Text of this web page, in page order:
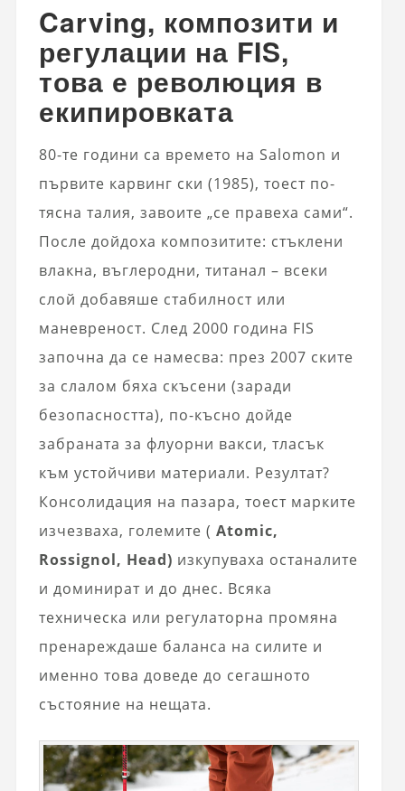
Carving, композити и
регулации на FIS,
това е революция в
екипировката
80-те години са времето на Salomon и
първите карвинг ски (1985), тоест по-
тясна талия, завоите „се правеха сами“.
После дойдоха композитите: стъклени
влакна, въглеродни, титанал – всеки
слой добавяше стабилност или
маневреност. След 2000 година FIS
започна да се намесва: през 2007 ските
за слалом бяха скъсени (заради
безопасността), по-късно дойде
забраната за флуорни вакси, тласък
към устойчиви материали. Резултат?
Консолидация на пазара, тоест марките
изчезваха, големите ( Atomic,
Rossignol, Head) изкупуваха останалите
и доминират и до днес. Всяка
техническа или регулаторна промяна
пренареждаше баланса на силите и
именно това доведе до сегашното
състояние на нещата.